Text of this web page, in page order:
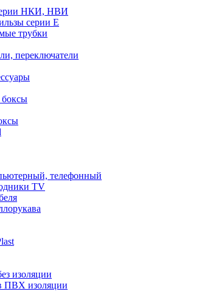
НКИ, НВИ
серии Е
трубки
переключатели
боксы
телефонный
TV
изоляции
ПВХ изоляции